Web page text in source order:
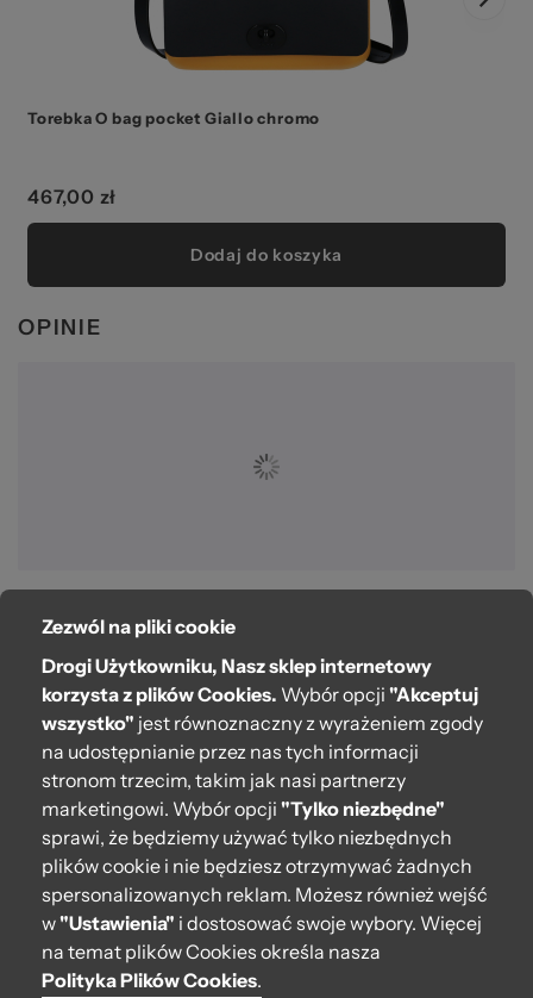
Torebka O bag pocket Giallo chromo
467,00 zł
Dodaj do koszyka
OPINIE
O bag
Pomoc
Moje O bag
Kontakt
222 571 414
bok@obagstore.pl
WhatsApp O bag Polska
Pon.-pt. w godz 08:00 - 16:00
Zezwól na pliki cookie
Drogi Użytkowniku, Nasz sklep internetowy
korzysta z plików Cookies. Wybór opcji "Akceptuj
wszystko" jest równoznaczny z wyrażeniem zgody
na udostępnianie przez nas tych informacji
stronom trzecim, takim jak nasi partnerzy
marketingowi. Wybór opcji "Tylko niezbędne"
sprawi, że będziemy używać tylko niezbędnych
plików cookie i nie będziesz otrzymywać żadnych
spersonalizowanych reklam. Możesz również wejść
w"Ustawienia" i dostosować swoje wybory. Więcej
na temat plików Cookies określa nasza
Polityka Plików Cookies.